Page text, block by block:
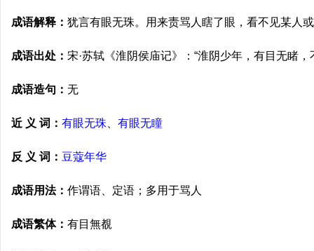
成语解释： 犹言有眼无珠。用来责骂人瞎了眼，看不见某人
成语出处： 宋·苏轼《淮阴侯庙记》：“淮阴少年，有目无睹
成语造句： 无
近 义 词： 有眼无珠 有眼无瞳
反 义 词： 豆蔻年华
成语用法： 作谓语、定语；多用于骂人
成语繁体： 有目無覩